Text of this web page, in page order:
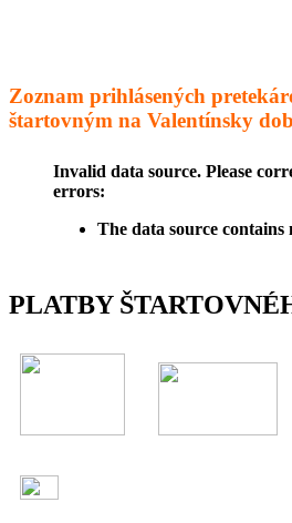
Zoznam prihlásených
štartovným na Valentínsky
Invalid data source. Please
errors:
The data source contains
PLATBY